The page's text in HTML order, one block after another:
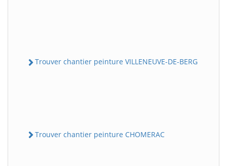
Trouver chantier peinture VILLENEUVE-DE-BERG
Trouver chantier peinture CHOMERAC